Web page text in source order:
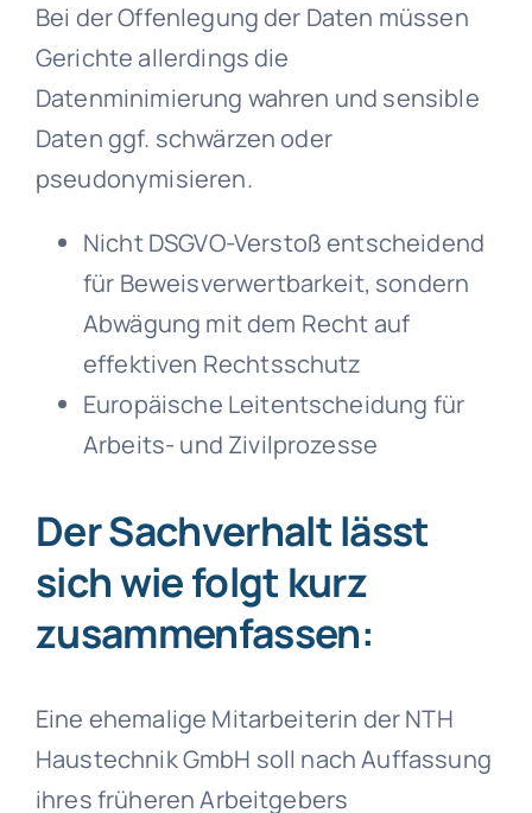
Bei der Offenlegung der Daten müssen
Gerichte allerdings die
Datenminimierung wahren und sensible
Daten ggf. schwärzen oder
pseudonymisieren.
Nicht DSGVO-Verstoß entscheidend
für Beweisverwertbarkeit, sondern
Abwägung mit dem Recht auf
effektiven Rechtsschutz
Europäische Leitentscheidung für
Arbeits- und Zivilprozesse
Der Sachverhalt lässt
sich wie folgt kurz
zusammenfassen:
Eine ehemalige Mitarbeiterin der NTH
Haustechnik GmbH soll nach Auffassung
ihres früheren Arbeitgebers